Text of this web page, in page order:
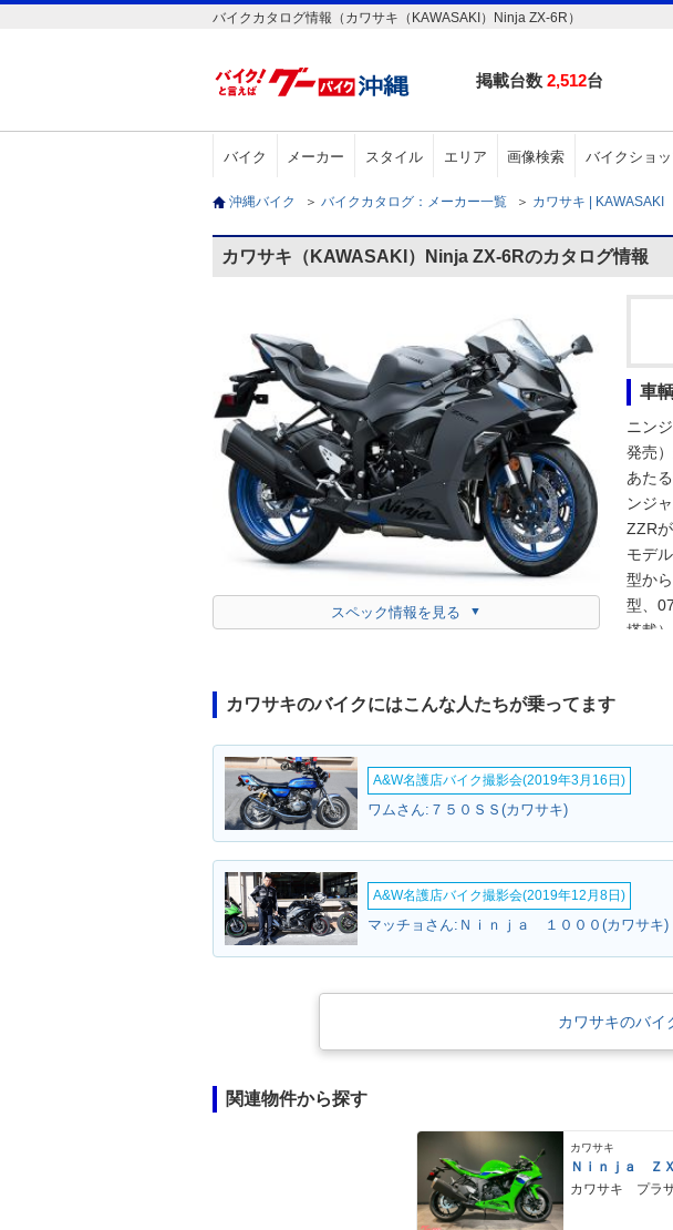
バイクカタログ情報（カワサキ（KAWASAKI）Ninja ZX-6R）
掲載台数 2,512台
バイク メーカー スタイル エリア 画像検索 バイクショ
沖縄バイク ＞ バイクカタログ：メーカー一覧 ＞ カワサキ | KAWASAKI
カワサキ（KAWASAKI）Ninja ZX-6Rのカタログ情報
スペック情報を見る
車
ニン
発売
あた
ンジ
ZZR
モデ
型か
型、
搭載
が、
であ
入さ
2018
し、
て日
モデ
採用
カワサキのバイクにはこんな人たちが乗ってます
A&W名護店バイク撮影会(2019年3月16日)
ワムさん:７５０ＳＳ(カワサキ)
A&W名護店バイク撮影会(2019年12月8日)
マッチョさん:Ｎｉｎｊａ １０００(カワサキ)
カワサキのバイ
関連物件から探す
カワサキ
Ｎｉｎｊａ Ｚ
カワサキ プラ